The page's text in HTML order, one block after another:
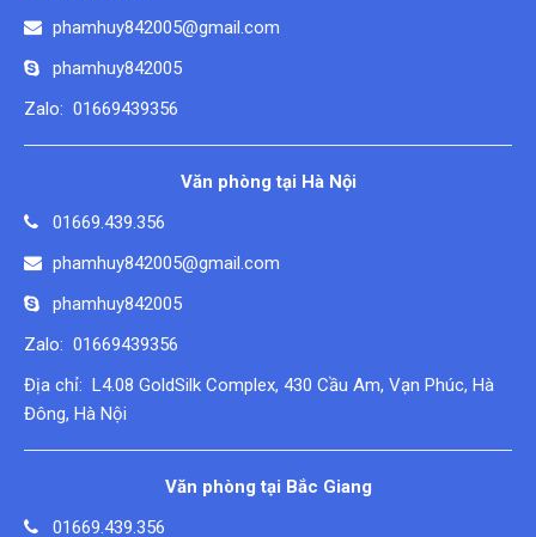
phamhuy842005@gmail.com
phamhuy842005
Zalo: 01669439356
Văn phòng tại Hà Nội
01669.439.356
phamhuy842005@gmail.com
phamhuy842005
Zalo: 01669439356
Địa chỉ: L4.08 GoldSilk Complex, 430 Cầu Am, Vạn Phúc, Hà
Đông, Hà Nội
Văn phòng tại Bắc Giang
01669.439.356